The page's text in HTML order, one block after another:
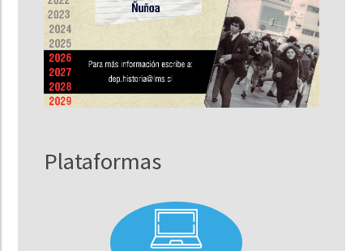
Plataformas